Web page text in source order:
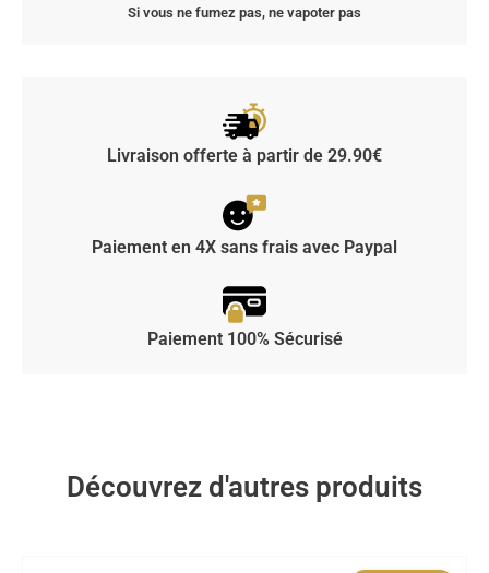
Si vous ne fumez pas, ne vapoter pas
Livraison offerte à partir de 29.90€
Paiement en 4X sans frais avec Paypal
Paiement 100% Sécurisé
Découvrez d'autres produits